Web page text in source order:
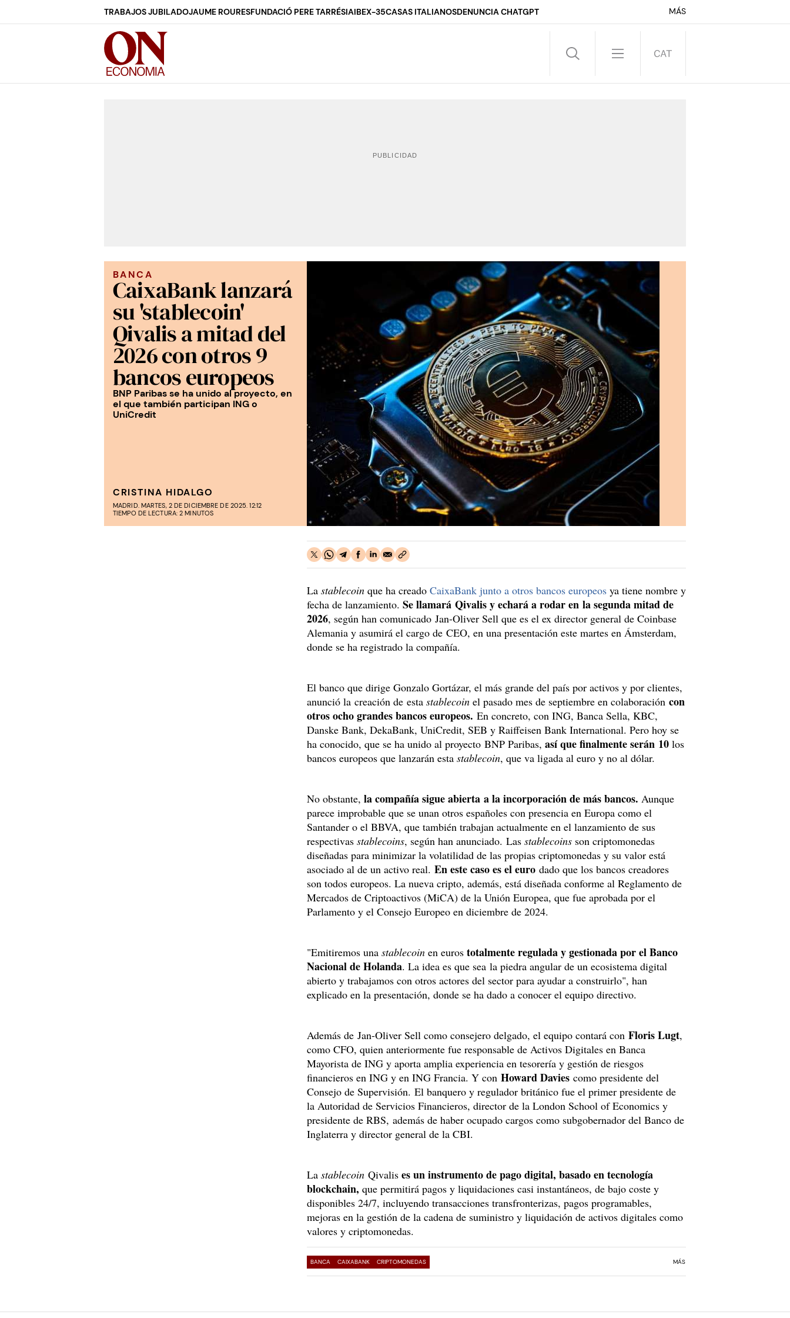
TRABAJOS JUBILADOJAUME ROURESFUNDACIÓ PERE TARRÉSIAIBEX-35CASAS ITALIANOSDENUNCIA CHATGPT MÁS
BANCA
CaixaBank lanzará
su 'stablecoin'
Qivalis a mitad del
2026 con otros 9
bancos europeos
BNP Paribas se ha unido al proyecto, en
el que también participan ING o
UniCredit
CRISTINA HIDALGO
MADRID. MARTES, 2 DE DICIEMBRE DE 2025. 12:12
TIEMPO DE LECTURA: 2 MINUTOS
La stablecoin que ha creado CaixaBank junto a otros bancos europeos ya tiene nombre y
fecha de lanzamiento. Se llamará Qivalis y echará a rodar en la segunda mitad de
2026, según han comunicado Jan-Oliver Sell que es el ex director general de Coinbase
Alemania y asumirá el cargo de CEO, en una presentación este martes en Ámsterdam,
donde se ha registrado la compañía.
El banco que dirige Gonzalo Gortázar, el más grande del país por activos y por clientes,
anunció la creación de esta stablecoin el pasado mes de septiembre en colaboración con
otros ocho grandes bancos europeos. En concreto, con ING, Banca Sella, KBC,
Danske Bank, DekaBank, UniCredit, SEB y Raiffeisen Bank International. Pero hoy se
ha conocido, que se ha unido al proyecto BNP Paribas, así que finalmente serán 10 los
bancos europeos que lanzarán esta stablecoin, que va ligada al euro y no al dólar.
No obstante, la compañía sigue abierta a la incorporación de más bancos. Aunque
parece improbable que se unan otros españoles con presencia en Europa como el
Santander o el BBVA, que también trabajan actualmente en el lanzamiento de sus
respectivas stablecoins, según han anunciado. Las stablecoins son criptomonedas
diseñadas para minimizar la volatilidad de las propias criptomonedas y su valor está
asociado al de un activo real. En este caso es el euro dado que los bancos creadores
son todos europeos. La nueva cripto, además, está diseñada conforme al Reglamento de
Mercados de Criptoactivos (MiCA) de la Unión Europea, que fue aprobada por el
Parlamento y el Consejo Europeo en diciembre de 2024.
"Emitiremos una stablecoin en euros totalmente regulada y gestionada por el Banco
Nacional de Holanda. La idea es que sea la piedra angular de un ecosistema digital
abierto y trabajamos con otros actores del sector para ayudar a construirlo", han
explicado en la presentación, donde se ha dado a conocer el equipo directivo.
Además de Jan-Oliver Sell como consejero delgado, el equipo contará con Floris Lugt,
como CFO, quien anteriormente fue responsable de Activos Digitales en Banca
Mayorista de ING y aporta amplia experiencia en tesorería y gestión de riesgos
financieros en ING y en ING Francia. Y con Howard Davies como presidente del
Consejo de Supervisión. El banquero y regulador británico fue el primer presidente de
la Autoridad de Servicios Financieros, director de la London School of Economics y
presidente de RBS, además de haber ocupado cargos como subgobernador del Banco de
Inglaterra y director general de la CBI.
La stablecoin Qivalis es un instrumento de pago digital, basado en tecnología
blockchain, que permitirá pagos y liquidaciones casi instantáneos, de bajo coste y
disponibles 24/7, incluyendo transacciones transfronterizas, pagos programables,
mejoras en la gestión de la cadena de suministro y liquidación de activos digitales como
valores y criptomonedas.
BANCA CAIXABANK CRIPTOMONEDAS MÁS